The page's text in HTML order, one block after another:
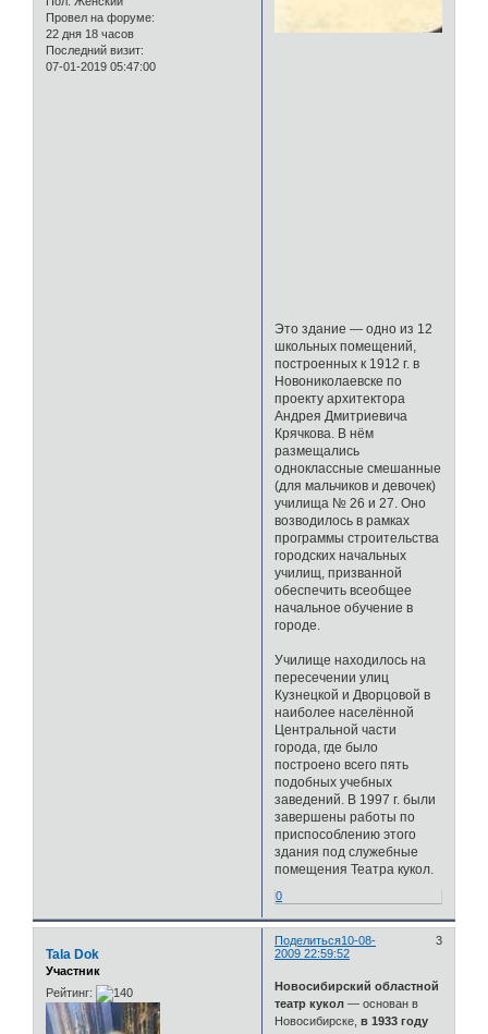
Провел на форуме:
22 дня 18 часов
Последний визит:
07-01-2019 05:47:00
Это здание — одно из 12
школьных помещений,
построенных к 1912 г. в
Новониколаевске по
проекту архитектора
Андрея Дмитриевича
Крячкова. В нём
размещались
одноклассные смешанные
(для мальчиков и девочек)
училища № 26 и 27. Оно
возводилось в рамках
программы строительства
городских начальных
училищ, призванной
обеспечить всеобщее
начальное обучение в
городе.
Училище находилось на
пересечении улиц
Кузнецкой и Дворцовой в
наиболее населённой
Центральной части
города, где было
построено всего пять
подобных учебных
заведений. В 1997 г. были
завершены работы по
приспособлению этого
здания под служебные
помещения Театра кукол.
0
Поделиться 3
10-08-
2009 22:59:52
Tala Dok
Участник
Рейтинг:
Новосибирский областной
театр кукол— основан в
Новосибирске,в 1933 году